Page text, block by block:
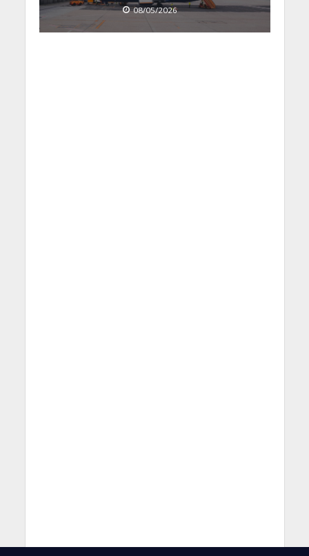
08/05/2026